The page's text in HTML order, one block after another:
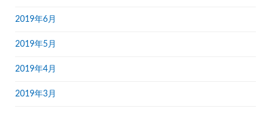
2019年6月
2019年5月
2019年4月
2019年3月